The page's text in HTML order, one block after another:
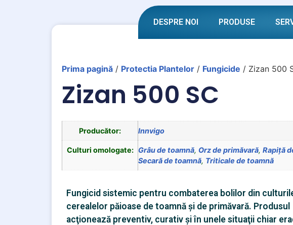
DESPRE NOI PRODUSE
Prima pagină / Protectia Plantelor / Fungicide / Zizan 500
Zizan 500 SC
Producător: Innvigo
Culturi omologate: Grâu de toamnă, Orz de primăvară, Rapiţă
Secară de toamnă, Triticale de toamnă
Fungicid sistemic pentru combaterea bolilor din
cerealelor păioase de toamnă şi de primăvară. Produsul
acţionează preventiv, curativ şi în unele situaţii chiar